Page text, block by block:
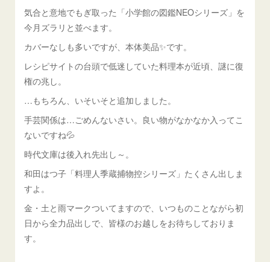
気合と意地でもぎ取った「小学館の図鑑NEOシリーズ」を
今月ズラリと並べます。
カバーなしも多いですが、本体美品✨です。
レシピサイトの台頭で低迷していた料理本が近頃、謎に復
権の兆し。
…もちろん、いそいそと追加しました。
手芸関係は…ごめんないさい。良い物がなかなか入ってこ
ないですね💦
時代文庫は後入れ先出し～。
和田はつ子「料理人季蔵捕物控シリーズ」たくさん出しま
すよ。
金・土と雨マークついてますので、いつものことながら初
日から全力品出しで、皆様のお越しをお待ちしておりま
す。